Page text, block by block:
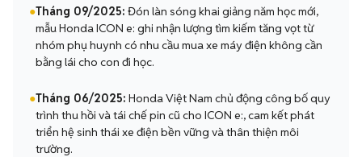
●Tháng 09/2025: Đón làn sóng khai giảng năm học mới,
mẫu Honda ICON e: ghi nhận lượng tìm kiếm tăng vọt từ
nhóm phụ huynh có nhu cầu mua xe máy điện không cần
bằng lái cho con đi học.
●Tháng 06/2025: Honda Việt Nam chủ động công bố quy
trình thu hồi và tái chế pin cũ cho ICON e:, cam kết phát
triển hệ sinh thái xe điện bền vững và thân thiện môi
trường.